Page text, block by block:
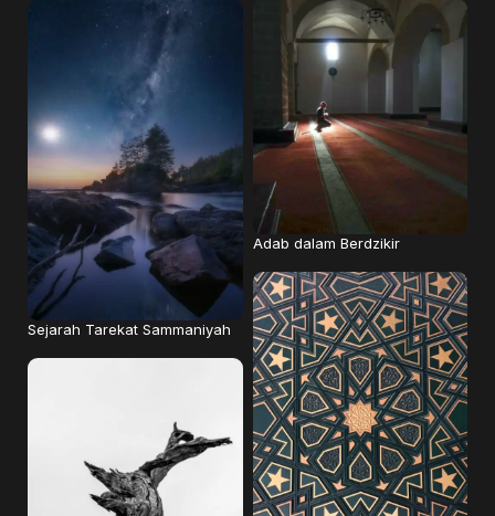
Sejarah Tarekat Sammaniyah
Adab dalam Berdzikir